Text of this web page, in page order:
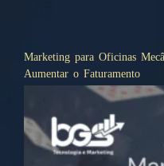
Marketing para Oficinas
Aumentar o Faturamento